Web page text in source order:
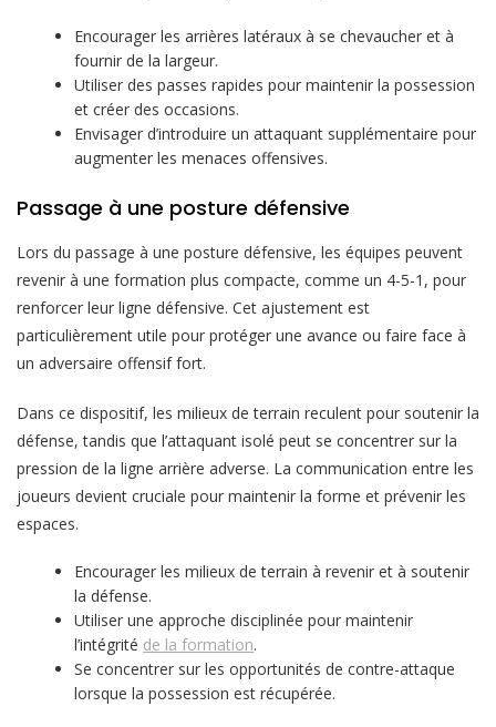
Encourager les arrières latéraux à se chevaucher et à
fournir de la largeur.
Utiliser des passes rapides pour maintenir la possession
et créer des occasions.
Envisager d’introduire un attaquant supplémentaire pour
augmenter les menaces offensives.
Passage à une posture défensive
Lors du passage à une posture défensive, les équipes peuvent
revenir à une formation plus compacte, comme un 4-5-1, pour
renforcer leur ligne défensive. Cet ajustement est
particulièrement utile pour protéger une avance ou faire face à
un adversaire offensif fort.
Dans ce dispositif, les milieux de terrain reculent pour soutenir la
défense, tandis que l’attaquant isolé peut se concentrer sur la
pression de la ligne arrière adverse. La communication entre les
joueurs devient cruciale pour maintenir la forme et prévenir les
espaces.
Encourager les milieux de terrain à revenir et à soutenir
la défense.
Utiliser une approche disciplinée pour maintenir
l’intégrité de la formation.
Se concentrer sur les opportunités de contre-attaque
lorsque la possession est récupérée.